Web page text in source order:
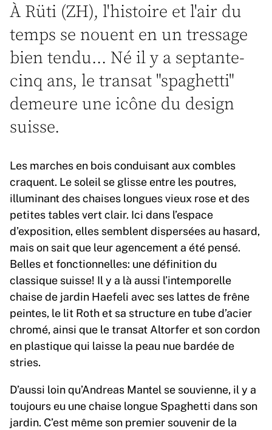
À Rüti (ZH), l'histoire et l'air du
temps se nouent en un tressage
bien tendu... Né il y a septante-
cinq ans, le transat "spaghetti"
demeure une icône du design
suisse.
Les marches en bois conduisant aux combles
craquent. Le soleil se glisse entre les poutres,
illuminant des chaises longues vieux rose et des
petites tables vert clair. Ici dans l’espace
d’exposition, elles semblent dispersées au hasard,
mais on sait que leur agencement a été pensé.
Belles et fonctionnelles: une définition du
classique suisse! Il y a là aussi l’intemporelle
chaise de jardin Haefeli avec ses lattes de frêne
peintes, le lit Roth et sa structure en tube d’acier
chromé, ainsi que le transat Altorfer et son cordon
en plastique qui laisse la peau nue bardée de
stries.
D’aussi loin qu’Andreas Mantel se souvienne, il y a
toujours eu une chaise longue Spaghetti dans son
jardin. C’est même son premier souvenir de la